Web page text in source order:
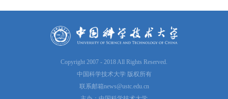
Copyright 2007 - 2018 All Rights Reserved.
中国科学技术大学 版权所有
联系邮箱news@ustc.edu.cn